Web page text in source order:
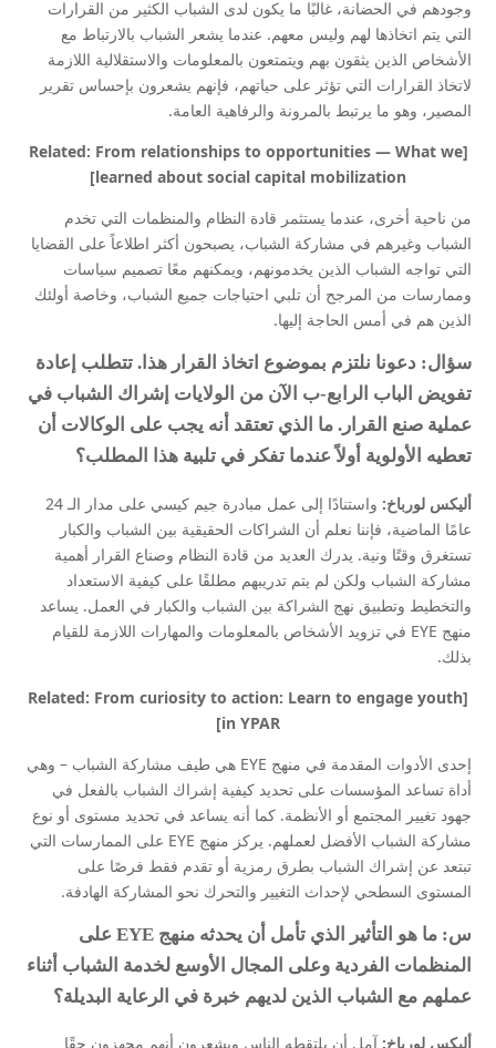
وجودهم في الحضانة، غالبًا ما يكون لدى الشباب الكثير من القرارات
التي يتم اتخاذها لهم وليس معهم. عندما يشعر الشباب بالارتباط مع
الأشخاص الذين يثقون بهم ويتمتعون بالمعلومات والاستقلالية اللازمة
لاتخاذ القرارات التي تؤثر على حياتهم، فإنهم يشعرون بإحساس تقرير
المصير، وهو ما يرتبط بالمرونة والرفاهية العامة.
[Related: From relationships to opportunities — What we
learned about social capital mobilization]
من ناحية أخرى، عندما يستثمر قادة النظام والمنظمات التي تخدم
الشباب وغيرهم في مشاركة الشباب، يصبحون أكثر اطلاعاً على القضايا
التي تواجه الشباب الذين يخدمونهم، ويمكنهم معًا تصميم سياسات
وممارسات من المرجح أن تلبي احتياجات جميع الشباب، وخاصة أولئك
الذين هم في أمس الحاجة إليها.
سؤال: دعونا نلتزم بموضوع اتخاذ القرار هذا. تتطلب إعادة
تفويض الباب الرابع-ب الآن من الولايات إشراك الشباب في
عملية صنع القرار. ما الذي تعتقد أنه يجب على الوكالات أن
تعطيه الأولوية أولاً عندما تفكر في تلبية هذا المطلب؟
أليكس لورباخ:
واستنادًا إلى عمل مبادرة جيم كيسي على مدار الـ 24
عامًا الماضية، فإننا نعلم أن الشراكات الحقيقية بين الشباب والكبار
تستغرق وقتًا ونية. يدرك العديد من قادة النظام وصناع القرار أهمية
مشاركة الشباب ولكن لم يتم تدريبهم مطلقًا على كيفية الاستعداد
والتخطيط وتطبيق نهج الشراكة بين الشباب والكبار في العمل. يساعد
منهج EYE في تزويد الأشخاص بالمعلومات والمهارات اللازمة للقيام
بذلك.
[Related: From curiosity to action: Learn to engage youth
in YPAR]
إحدى الأدوات المقدمة في منهج EYE هي طيف مشاركة الشباب – وهي
أداة تساعد المؤسسات على تحديد كيفية إشراك الشباب بالفعل في
جهود تغيير المجتمع أو الأنظمة. كما أنه يساعد في تحديد مستوى أو نوع
مشاركة الشباب الأفضل لعملهم. يركز منهج EYE على الممارسات التي
تبتعد عن إشراك الشباب بطرق رمزية أو تقدم فقط فرصًا على
المستوى السطحي لإحداث التغيير والتحرك نحو المشاركة الهادفة.
س: ما هو التأثير الذي تأمل أن يحدثه منهج EYE على
المنظمات الفردية وعلى المجال الأوسع لخدمة الشباب أثناء
عملهم مع الشباب الذين لديهم خبرة في الرعاية البديلة؟
أليكس لورباخ: آمل أن يلتقطه الناس ويشعرون أنهم مجهزون حقًا